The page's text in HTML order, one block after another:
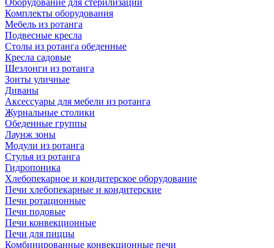
Оборудование для стерилизации
Комплекты оборудования
Мебель из ротанга
Подвесные кресла
Столы из ротанга обеденные
Кресла садовые
Шезлонги из ротанга
Зонты уличные
Диваны
Аксессуары для мебели из ротанга
Журнальные столики
Обеденные группы
Лаунж зоны
Модули из ротанга
Стулья из ротанга
Гидропоника
Хлебопекарное и кондитерское оборудование
Печи хлебопекарные и кондитерские
Печи ротационные
Печи подовые
Печи конвекционные
Печи для пиццы
Комбинированные конвекционные печи